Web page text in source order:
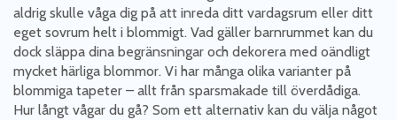
aldrig skulle våga dig på att inreda ditt vardagsrum eller ditt
eget sovrum helt i blommigt. Vad gäller barnrummet kan du
dock släppa dina begränsningar och dekorera med oändligt
mycket härliga blommor. Vi har många olika varianter på
blommiga tapeter – allt från sparsmakade till överdådiga.
Hur långt vågar du gå? Som ett alternativ kan du välja något